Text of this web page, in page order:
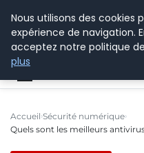
C
Accueil Sécurité numérique
Quels sont les meilleurs
Nous utilisons des cookies
expérience de navigation.
acceptez notre politique
plus